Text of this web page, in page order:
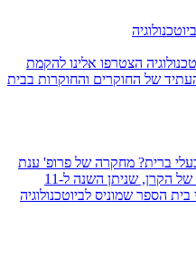
הצטרפו אלינו להקמת
של החוקרים והחוקרות בבית
ברית? מחקרה של פרופ' ענת
זהו המענק התחרותי ביותר של הקרן, שניתן השנה ל-11
הספר שמוניס לביוטכנולוגיה